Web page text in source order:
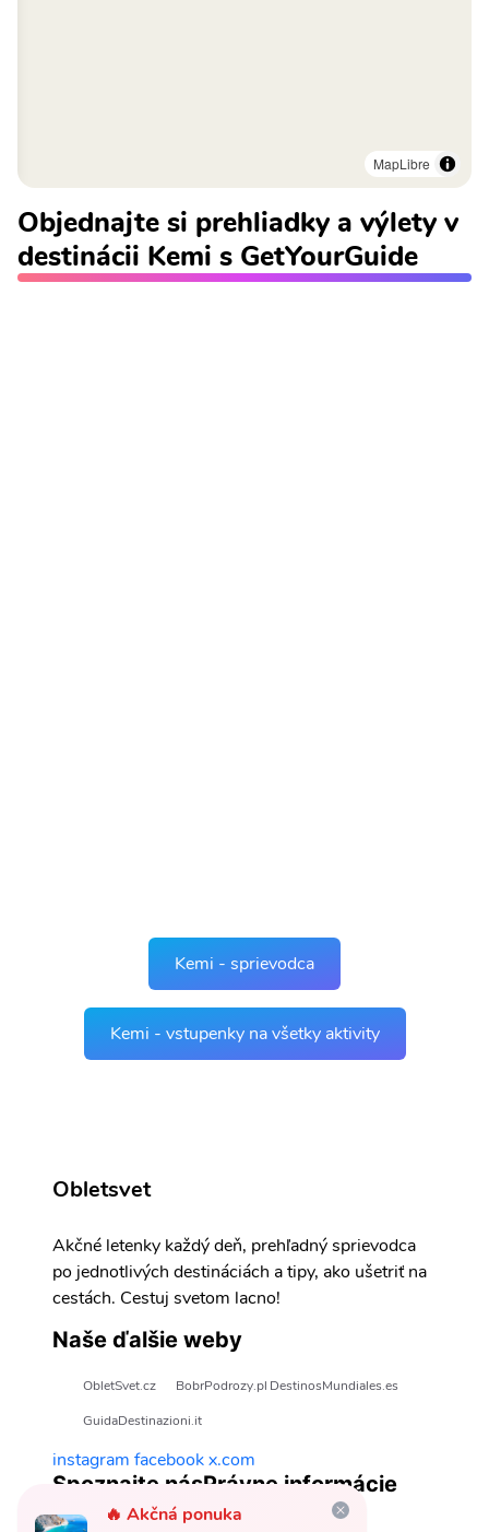
MapLibre
Objednajte si prehliadky a výlety v
destinácii Kemi s GetYourGuide
Kemi - sprievodca
Kemi - vstupenky na všetky aktivity
🔥 Akčná ponuka
Obletsvet
Akčné letenky každý deň, prehľadný sprievodca
po jednotlivých destináciách a tipy, ako ušetriť na
cestách. Cestuj svetom lacno!
Naše ďalšie weby
ObletSvet.cz BobrPodrozy.pl DestinosMundiales.es
GuidaDestinazioni.it
instagram facebookx.com
Spoznajte násPrávne informácie